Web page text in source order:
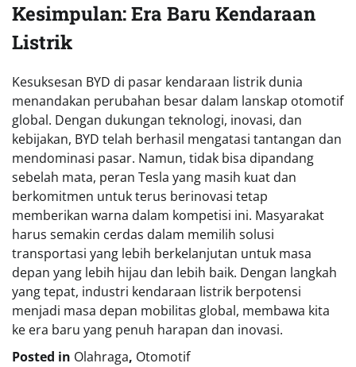
Kesimpulan: Era Baru Kendaraan
Listrik
Kesuksesan BYD di pasar kendaraan listrik dunia
menandakan perubahan besar dalam lanskap otomotif
global. Dengan dukungan teknologi, inovasi, dan
kebijakan, BYD telah berhasil mengatasi tantangan dan
mendominasi pasar. Namun, tidak bisa dipandang
sebelah mata, peran Tesla yang masih kuat dan
berkomitmen untuk terus berinovasi tetap
memberikan warna dalam kompetisi ini. Masyarakat
harus semakin cerdas dalam memilih solusi
transportasi yang lebih berkelanjutan untuk masa
depan yang lebih hijau dan lebih baik. Dengan langkah
yang tepat, industri kendaraan listrik berpotensi
menjadi masa depan mobilitas global, membawa kita
ke era baru yang penuh harapan dan inovasi.
Posted in Olahraga, Otomotif